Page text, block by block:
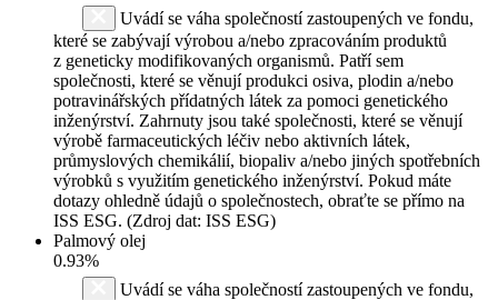
Uvádí se váha společností zastoupených ve fondu,
které se zabývají výrobou a/nebo zpracováním produktů
z geneticky modifikovaných organismů. Patří sem
společnosti, které se věnují produkci osiva, plodin a/nebo
potravinářských přídatných látek za pomoci genetického
inženýrství. Zahrnuty jsou také společnosti, které se věnují
výrobě farmaceutických léčiv nebo aktivních látek,
průmyslových chemikálií, biopaliv a/nebo jiných spotřebních
výrobků s využitím genetického inženýrství. Pokud máte
dotazy ohledně údajů o společnostech, obraťte se přímo na
ISS ESG. (Zdroj dat: ISS ESG)
Palmový olej
0.93%
Uvádí se váha společností zastoupených ve fondu,